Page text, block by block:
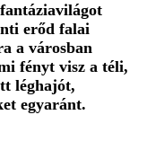
erőd falai
a városban
fényt visz a téli,
léghajót,
egyaránt.